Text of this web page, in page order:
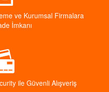
ve Kurumsal Firmalara
İmkanı
ile Güvenli Alışveriş